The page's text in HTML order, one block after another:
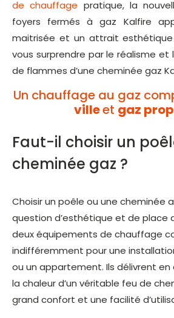
de chauffage pratique, la
foyers fermés à gaz Kalfire
maitrisée et un attrait esthétique
vous surprendre par le réalisme
de flammes d’une cheminée gaz
Un chauffage au gaz
villeet gaz
Faut-il choisir un
cheminée gaz ?
Choisir un poêle ou une cheminée
question d’esthétique et de place
deux équipements de chauffage
indifféremment pour une
ou un appartement. Ils délivrent
la chaleur d’un véritable feu de
grand confort et une facilité